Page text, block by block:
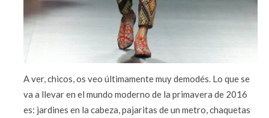
A ver, chicos, os veo últimamente muy demodés. Lo que se
va a llevar en el mundo moderno de la primavera de 2016
es: jardines en la cabeza, pajaritas de un metro, chaquetas